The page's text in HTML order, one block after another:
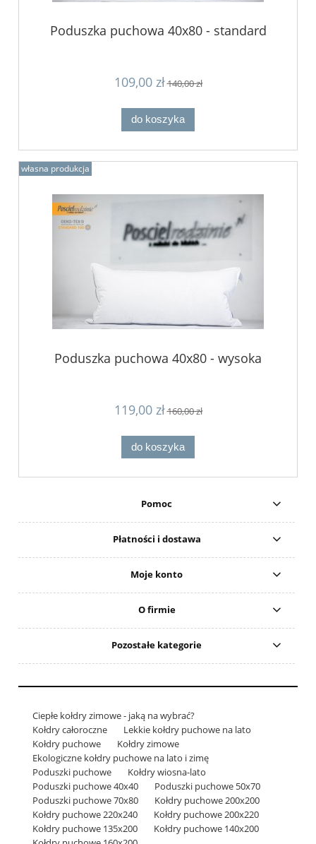
Poduszka puchowa 40x80 - standard
109,00 zł140,00 zł
do koszyka
Poduszka puchowa 40x80 - wysoka
119,00 zł160,00 zł
do koszyka
własna produkcja
Pomoc
Płatności i dostawa
Moje konto
O firmie
Pozostałe kategorie
Ciepłe kołdry zimowe - jaką na wybrać?
Kołdry całoroczne
Lekkie kołdry puchowe na lato
Kołdry puchowe
Kołdry zimowe
Ekologiczne kołdry puchowe na lato i zimę
Poduszki puchowe
Kołdry wiosna-lato
Poduszki puchowe 40x40
Poduszki puchowe 50x70
Poduszki puchowe 70x80
Kołdry puchowe 200x200
Kołdry puchowe 220x240
Kołdry puchowe 200x220
Kołdry puchowe 135x200
Kołdry puchowe 140x200